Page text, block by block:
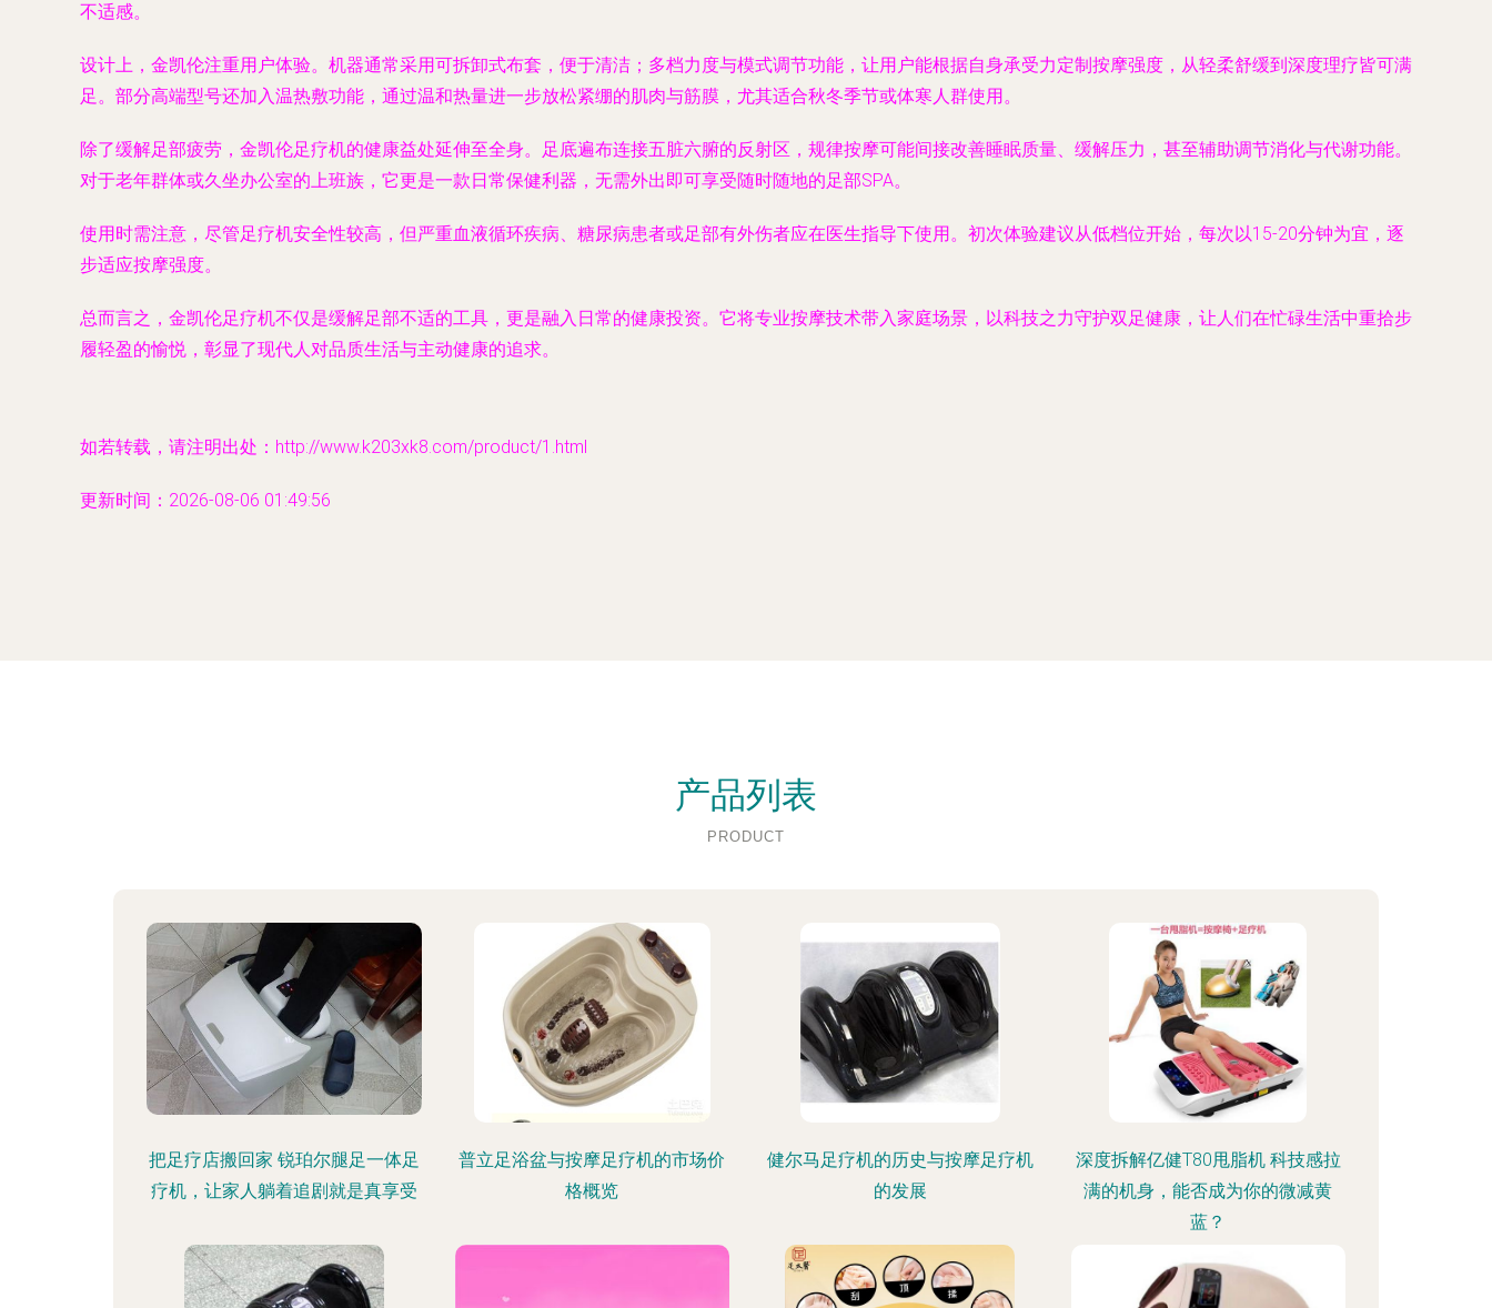
不适感。
设计上，金凯伦注重用户体验。机器通常采用可拆卸式布套，便于清洁；多档力度与模式调节功能，让用户能根据自身承受力定制按摩强度，从轻柔舒缓到深度理疗皆可满
足。部分高端型号还加入温热敷功能，通过温和热量进一步放松紧绷的肌肉与筋膜，尤其适合秋冬季节或体寒人群使用。
除了缓解足部疲劳，金凯伦足疗机的健康益处延伸至全身。足底遍布连接五脏六腑的反射区，规律按摩可能间接改善睡眠质量、缓解压力，甚至辅助调节消化与代谢功能。
对于老年群体或久坐办公室的上班族，它更是一款日常保健利器，无需外出即可享受随时随地的足部SPA。
使用时需注意，尽管足疗机安全性较高，但严重血液循环疾病、糖尿病患者或足部有外伤者应在医生指导下使用。初次体验建议从低档位开始，每次以15-20分钟为宜，逐
步适应按摩强度。
总而言之，金凯伦足疗机不仅是缓解足部不适的工具，更是融入日常的健康投资。它将专业按摩技术带入家庭场景，以科技之力守护双足健康，让人们在忙碌生活中重拾步
履轻盈的愉悦，彰显了现代人对品质生活与主动健康的追求。
如若转载，请注明出处：http://www.k203xk8.com/product/1.html
更新时间：2026-08-06 01:49:56
产品列表
PRODUCT
把足疗店搬回家 锐珀尔腿足一体足
疗机，让家人躺着追剧就是真享受
普立足浴盆与按摩足疗机的市场价
格概览
健尔马足疗机的历史与按摩足疗机
的发展
深度拆解亿健T80甩脂机 科技感拉
满的机身，能否成为你的微减黄
蓝？